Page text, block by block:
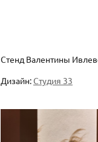
Стенд Валентины
Дизайн:Студия 33